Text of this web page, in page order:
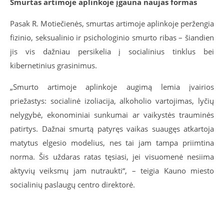
Pasak R. Motiečienės, smurtas artimoje aplinkoje peržengia
fizinio, seksualinio ir psichologinio smurto ribas – šiandien
jis vis dažniau persikelia į socialinius tinklus bei
kibernetinius grasinimus.
„Smurto artimoje aplinkoje augimą lemia įvairios
priežastys: socialinė izoliacija, alkoholio vartojimas, lyčių
nelygybė, ekonominiai sunkumai ar vaikystės trauminės
patirtys. Dažnai smurtą patyręs vaikas suaugęs atkartoja
matytus elgesio modelius, nes tai jam tampa priimtina
norma. Šis uždaras ratas tęsiasi, jei visuomenė nesiima
aktyvių veiksmų jam nutraukti“, – teigia Kauno miesto
socialinių paslaugų centro direktorė.